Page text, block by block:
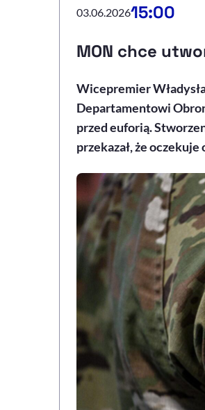
03.06.202615:00
MON chce
Wicepremier
Departamentowi
przed euforią.
przekazał, że oczekuje